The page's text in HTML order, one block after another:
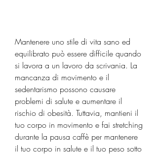
Mantenere uno stile di vita sano ed
equilibrato può essere difficile quando
si lavora a un lavoro da scrivania. La
mancanza di movimento e il
sedentarismo possono causare
problemi di salute e aumentare il
rischio di obesità. Tuttavia, mantieni il
tuo corpo in movimento e fai stretching
durante la pausa caffè per mantenere
il tuo corpo in salute e il tuo peso sotto